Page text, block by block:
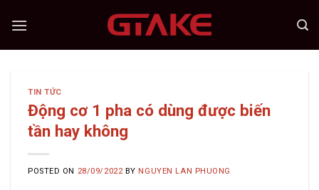
TIN TỨC
Động cơ 1 pha có dùng được biến
tần hay không
POSTED ON 28/09/2022 BY NGUYEN LAN PHUONG